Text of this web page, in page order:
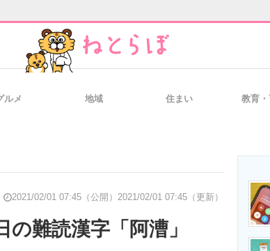
経営リーダーのコミュ
ルメ 地域 住まい 教育
2021/02/01 07:45（公開） 2021/02/01 07:45（更新）
の難読漢字「阿漕」